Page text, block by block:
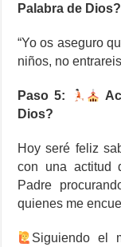
Palabra de Dios?
“Yo os aseguro
niños, no
Paso 5:
Dios?
Hoy seré feliz
con una actitud
Padre
quienes me
Siguiendo el